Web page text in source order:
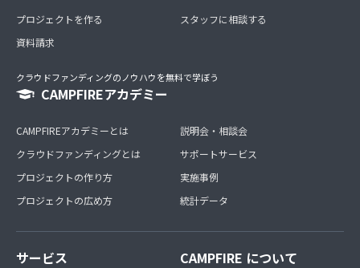
プロジェクトを作る
資料請求
スタッフに相談する
クラウドファンディングのノウハウを無料で学ぼう
CAMPFIREアカデミー
CAMPFIREアカデミーとは
クラウドファンディングとは
プロジェクトの作り方
プロジェクトの広め方
説明会・相談会
サポートサービス
実施事例
統計データ
サービス CAMPFIRE について